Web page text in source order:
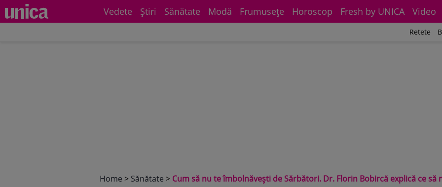
Vedete Știri Sănătate Modă Frumuseţe Horoscop Fresh by UNICA Video
Retete
Home > Sănătate > Cum să nu te îmbolnăveşti de Sărbători. Dr. Florin Bobircă explică ce să